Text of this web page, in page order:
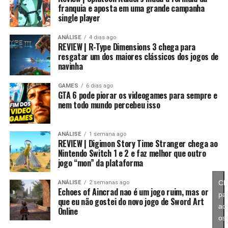
Essa mudança também pode representar um passo
importante para o futuro da franquia. Durante muitos
anos, Splatoon foi visto principalmente como um jogo
competitivo, mas Splatoon Raiders mostra que existe
espaço para expandir esse universo com uma campanha
mais ambiciosa e cheia de conteúdo. Caso a recepção dos
jogadores seja positiva, é bem possível que a Nintendo
continue investindo nesse formato e transforme o modo
história em um dos pilares da série daqui para frente.
No fim das contas, fica a sensação de que Splatoon
Raiders funciona como um grande laboratório para o
futuro da franquia. A Nintendo parece estar testando
novas mecânicas, um mundo mais aberto, sistemas de
progressão e uma campanha muito mais ambiciosa para
entender como os jogadores vão reagir. Se a recepção
for positiva, é bem possível que muitas dessas ideias
franquia e aposta em uma grande campanha
single player
ANÁLISE 4 dias ago
REVIEW | R-Type Dimensions 3 chega para
resgatar um dos maiores clássicos dos jogos de
navinha
GAMES 6 dias ago
GTA 6 pode piorar os videogames para sempre e
nem todo mundo percebeu isso
ANÁLISE 1 semana ago
REVIEW | Digimon Story Time Stranger chega ao
Nintendo Switch 1 e 2 e faz melhor que outro
jogo “mon” da plataforma
ANÁLISE 2 semanas ago
Echoes of Aincrad nao é um jogo ruim, mas or
que eu não gostei do novo jogo de Sword Art
Online
os